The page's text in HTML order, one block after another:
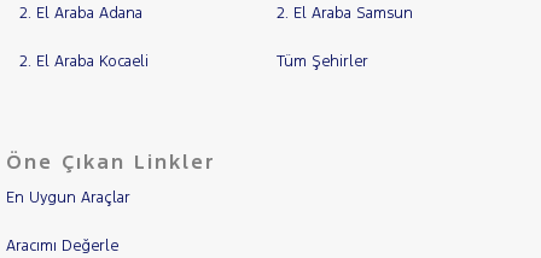
2. El Araba Adana 2. El Araba Samsun
2. El Araba Kocaeli Tüm Şehirler
Öne Çıkan Linkler
En Uygun Araçlar
Aracımı Değerle